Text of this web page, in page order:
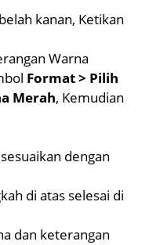
kanan, Ketikan
Warna
Format > Pilih
Merah, Kemudian
dengan
di atas selesai di
dan keterangan